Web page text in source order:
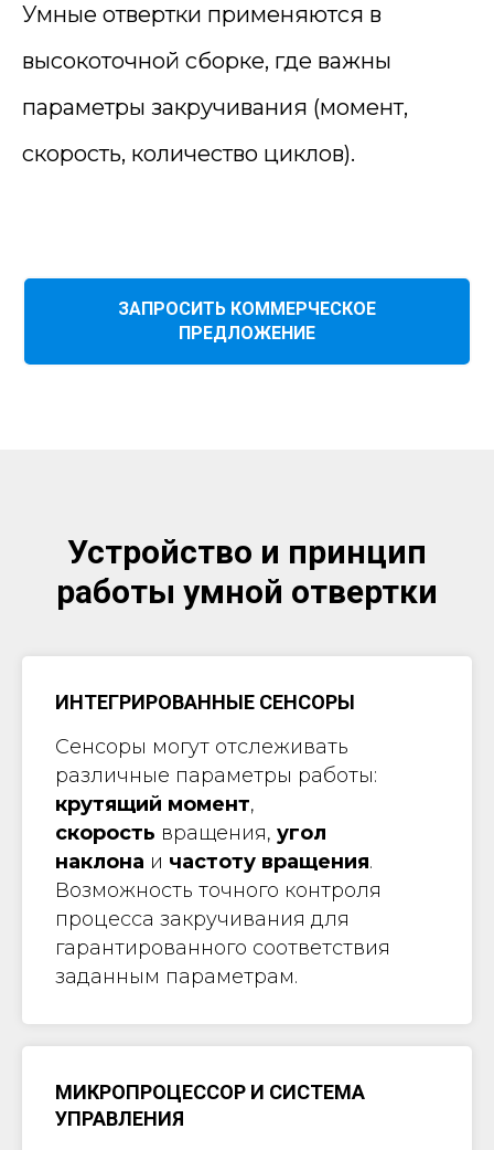
Умные отвертки применяются в
высокоточной сборке, где важны
параметры закручивания (момент,
скорость, количество циклов).
ЗАПРОСИТЬ КОММЕРЧЕСКОЕ
ПРЕДЛОЖЕНИЕ
Устройство и принцип
работы умной отвертки
ИНТЕГРИРОВАННЫЕ СЕНСОРЫ
Сенсоры могут отслеживать
различные параметры работы:
крутящий момент,
скорость вращения, угол
наклона и частоту вращения.
Возможность точного контроля
процесса закручивания для
гарантированного соответствия
заданным параметрам.
МИКРОПРОЦЕССОР И СИСТЕМА
УПРАВЛЕНИЯ